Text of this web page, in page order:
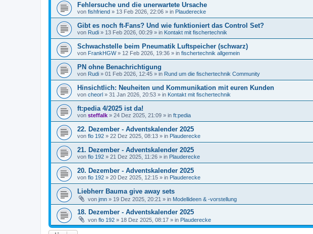
Fehlersuche und die unerwartete Ursache
von fishfriend » 13 Feb 2026, 22:06 » in Plauderecke
Gibt es noch ft-Fans? Und wie funktioniert das Control Set?
von Rudi » 13 Feb 2026, 00:29 » in Kontakt mit fischertechnik
Schwachstelle beim Pneumatik Luftspeicher (schwarz)
von FrankHGW» 12 Feb 2026, 19:36 » in fischertechnik allgemein
PN ohne Benachrichtigung
von Rudi » 01 Feb 2026, 12:45 » in Rund um die fischertechnik Community
Hinsichtlich: Neuheiten und Kommunikation mit euren Kunden
von cheorl » 31 Jan 2026, 20:53 » in Kontakt mit fischertechnik
ft:pedia 4/2025 ist da!
von steffalk » 24 Dez 2025, 21:09 » in ft:pedia
22. Dezember - Adventskalender 2025
von flo 192 » 22 Dez 2025, 08:13 » in Plauderecke
21. Dezember - Adventskalender 2025
von flo 192 » 21 Dez 2025, 11:26 » in Plauderecke
20. Dezember - Adventskalender 2025
von flo 192 » 20 Dez 2025, 12:15 » in Plauderecke
Liebherr Bauma give away sets
von jmn » 19 Dez 2025, 20:21 » in Modellideen & -vorstellung
18. Dezember - Adventskalender 2025
von flo 192 » 18 Dez 2025, 08:17 » in Plauderecke